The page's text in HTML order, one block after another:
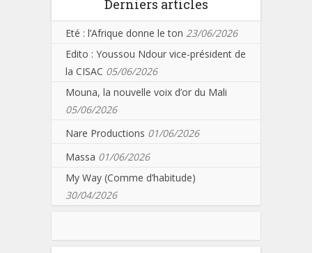
Derniers articles
Eté : l’Afrique donne le ton 23/06/2026
Edito : Youssou Ndour vice-président de
la CISAC 05/06/2026
Mouna, la nouvelle voix d’or du Mali
05/06/2026
Nare Productions 01/06/2026
Massa 01/06/2026
My Way (Comme d’habitude)
30/04/2026